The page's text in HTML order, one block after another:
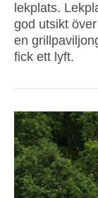
lekplats.
god utsikt
en
fick ett lyft.